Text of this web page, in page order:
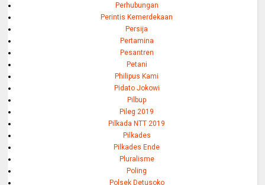
Perhubungan
Perintis Kemerdekaan
Persija
Pertamina
Pesantren
Petani
Philipus Kami
Pidato Jokowi
Pilbup
Pileg 2019
Pilkada NTT 2019
Pilkades
Pilkades Ende
Pluralisme
Poling
Polsek Detusoko